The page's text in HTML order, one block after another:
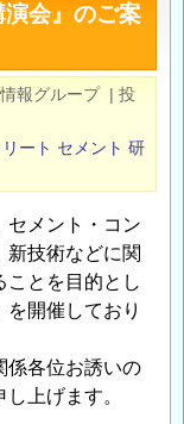
演会』のご案
報グループ | 投
ート セメント 研
セメント・コン
新技術などに関
ことを目的とし
開催しており
係各位お誘いの
上げます。